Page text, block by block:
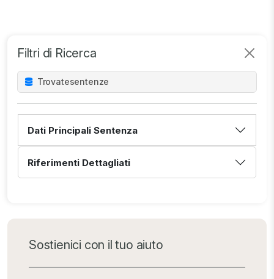
Filtri di Ricerca
Trovatesentenze
Dati Principali Sentenza
Riferimenti Dettagliati
Sostienici con il tuo aiuto